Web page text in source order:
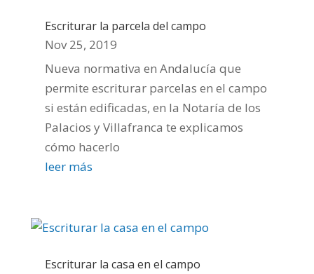
Escriturar la parcela del campo
Nov 25, 2019
Nueva normativa en Andalucía que
permite escriturar parcelas en el campo
si están edificadas, en la Notaría de los
Palacios y Villafranca te explicamos
cómo hacerlo
leer más
Escriturar la casa en el campo